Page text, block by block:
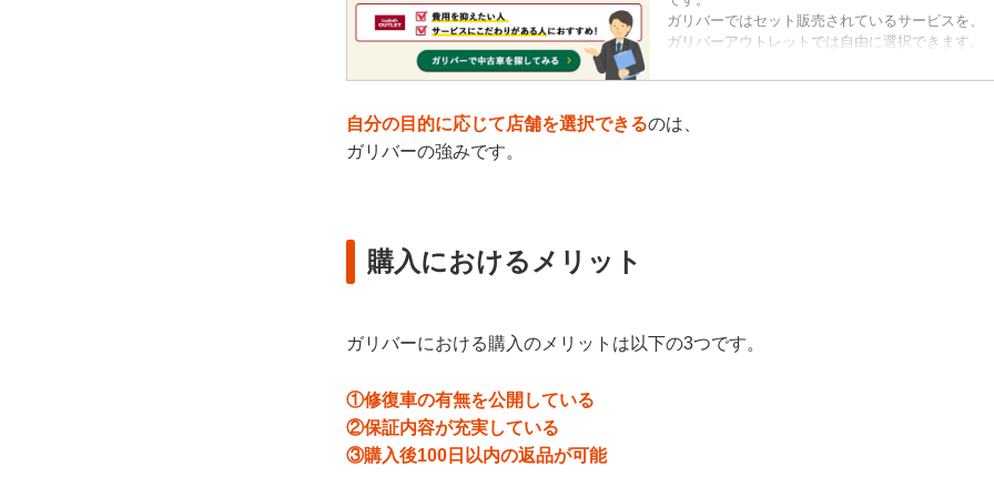
ガリバーではセット販売されているサービスを、
ガリバーアウトレットでは自由に選択できます。
一方で、「ガリバーアウトレット」の看板は赤色
「ガリバーと何が違うの？」
自分の目的に応じて店舗を選択できるのは、
ガリバーの強みです。
購入におけるメリット
ガリバーにおける購入のメリットは以下の3つです。
①修復車の有無を公開している
②保証内容が充実している
③購入後100日以内の返品が可能